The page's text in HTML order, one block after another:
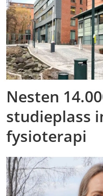
Nesten
studieplass
fysioterapi